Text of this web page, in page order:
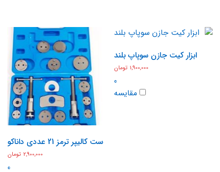
ابزار کیت جازن سوپاپ بلند
1,900,000 تومان
0
مقایسه
ست کالیپر ترمز 21 عددی داناکو
2,900,000 تومان
0